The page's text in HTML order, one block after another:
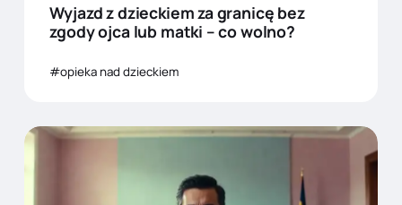
Wyjazd z dzieckiem za granicę bez
zgody ojca lub matki – co wolno?
opieka nad dzieckiem